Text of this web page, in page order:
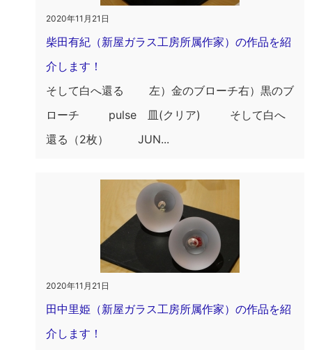
2020年11月21日
柴田有紀（新屋ガラス工房所属作家）の作品を紹
介します！
そして白へ還る 左）金のブローチ右）黒のブ
ローチ pulse 皿(クリア) そして白へ
還る（2枚） JUN...
2020年11月21日
田中里姫（新屋ガラス工房所属作家）の作品を紹
介します！